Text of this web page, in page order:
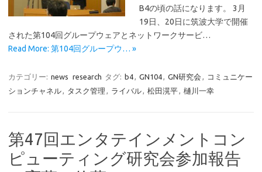
B4の頃の話になります。 3月
19日、20日に筑波大学で開催
された第104回グループウェアとネットワークサービ…
Read More: 第104回グループウ… »
カテゴリー: news research タグ: b4, GN104, GN研究会 , コミュニケー
ションチャネル, タスク管理 , ライバル, 松田滉平, 樋川一幸
第47回エンタテインメントコン
ピューティング研究会参加報告